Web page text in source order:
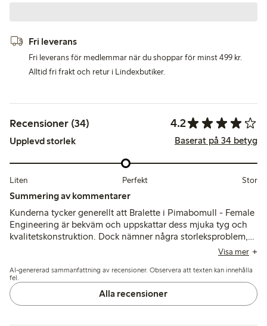
Fri leverans
Fri leverans för medlemmar när du shoppar för minst 499 kr.
Alltid fri frakt och retur i Lindexbutiker.
Recensioner (34) 4.2
Upplevd storlek Baserat på 34 betyg
Liten Perfekt Stor
Summering av kommentarer
Kunderna tycker generellt att Bralette i Pimabomull - Female
Engineering är bekväm och uppskattar dess mjuka tyg och
kvalitetskonstruktion. Dock nämner några storleksproblem,
särskilt för dem med större byst, och noterar att banden kan
recensioner lyfter fram oro kring passformen runt
armhålorna och det nedre elastiska bandet som orsakar
obehag. Sammanfattningsvis ses braletten som ett bra
alternativ för lätta aktiviteter, särskilt för mindre byst.
Visa mer
AI-genererad sammanfattning av recensioner. Observera att texten kan innehålla
fel.
Alla recensioner